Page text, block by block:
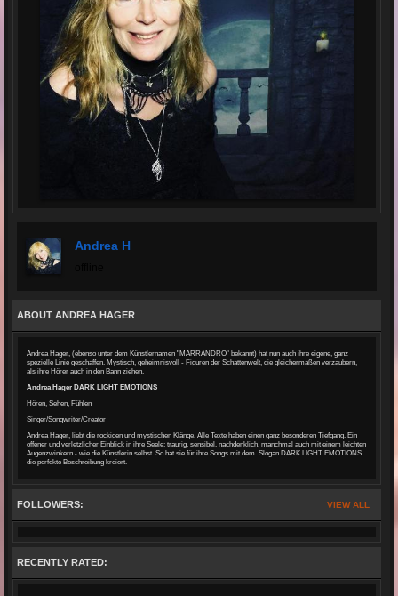
Andrea H
ABOUT ANDREA HAGER
Andrea Hager, (ebenso unter dem Künstlernamen "MARRANDRO" bekannt) hat nun auch ihre eigene, ganz
spezielle Linie geschaffen. Mystisch, geheimnisvoll - Figuren der Schattenwelt, die gleichermaßen verzaubern,
als ihre Hörer auch in den Bann ziehen.
Andrea Hager DARK LIGHT EMOTIONS
Hören, Sehen, Fühlen
Singer/Songwriter/Creator
Andrea Hager, liebt die rockigen und mystischen Klänge. Alle Texte haben einen ganz besonderen Tiefgang. Ein
offener und verletzlicher Einblick in ihre Seele: traurig, sensibel, nachdenklich, manchmal auch mit einem leichten
Augenzwinkern - wie die Künstlerin selbst. So hat sie für ihre Songs mit dem Slogan DARK LIGHT EMOTIONS
die perfekte Beschreibung kreiert.
VIEW ALL
FOLLOWERS:
RECENTLY RATED: